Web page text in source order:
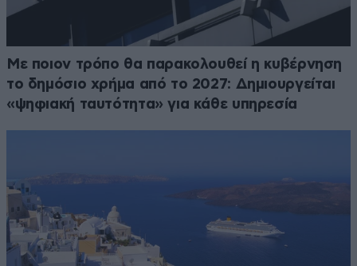
Με ποιον τρόπο θα παρακολουθεί η κυβέρνηση
το δημόσιο χρήμα από το 2027: Δημιουργείται
«ψηφιακή ταυτότητα» για κάθε υπηρεσία